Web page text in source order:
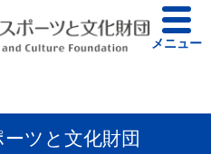
メニュー
ツと文化財団